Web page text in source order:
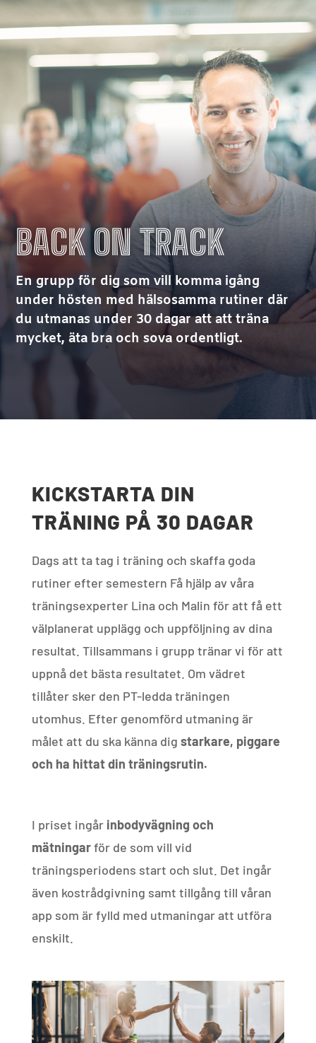
BACK ON TRACK
En grupp för dig som vill komma igång
under hösten med hälsosamma rutiner där
du utmanas under 30 dagar att att träna
mycket, äta bra och sova ordentligt.
KICKSTARTA DIN
TRÄNING PÅ 30 DAGAR
Dags att ta tag i träning och skaffa goda
rutiner efter semestern Få hjälp av våra
träningsexperter Lina och Malin för att få ett
välplanerat upplägg och uppföljning av dina
resultat. Tillsammans i grupp tränar vi för att
uppnå det bästa resultatet. Om vädret
tillåter sker den PT-ledda träningen
utomhus. Efter genomförd utmaning är
målet att du ska känna dig starkare, piggare
och ha hittat din träningsrutin.
I priset ingår inbodyvägning och
mätningarför de som vill vid
träningsperiodens start och slut. Det ingår
även kostrådgivning samt tillgång till våran
app som är fylld med utmaningar att utföra
enskilt.